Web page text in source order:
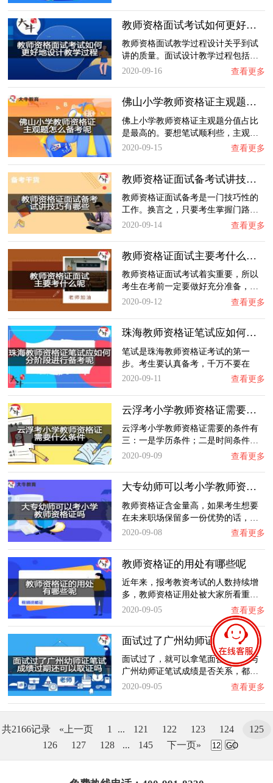
教师资格面试考试如何更好地设计教学过程？
教师资格面试教学过程设计关乎到试
讲的质量。面试设计教学过程包括…
2020-09-16
查看更多
佛山小学教师资格证主观题怎么备考呢？
佛上小学教师资格证主观题分值占比
是最高的。要想笔试顺利些，主观…
2020-09-15
查看更多
教师资格证面试备考试讲技巧有哪些？
教师资格证面试备考是一门技巧性的
工作。换言之，只要考生掌握门路…
2020-09-14
查看更多
教师资格证面试主要考什么呢？
教师资格证面试考试着实重要，所以
考生在考前一定要做好充分准备，…
2020-09-12
查看更多
珠海教师资格证笔试应如何分阶段进行备考呢
笔试是珠海教师资格证考试的第一
步。考生要认真备考，千万不要在
第…
2020-09-11 查看更多
云浮考小学教师资格证需要什么条件
云浮考小学教师资格证需要的条件有
三：一是学历条件；二是时间条件…
2020-09-09
查看更多
大专幼师可以考小学教师资格证吗
教师资格证含金量高，如果考生想要
在未来职场保留多一份优势的话，…
2020-09-08
查看更多
教师资格证的用处有哪些呢
近年来，报考教资考试的人数持续增
多，教师资格证用处被大家所看重…
2020-09-05
查看更多
面试过了广州幼师证笔试成绩过期还可以取证吗…
面试过了，就可以拿笔面合格证，与
广州幼师证笔试成绩是否关系，都…
2020-09-05
查看更多
共2166记录 «上一页 1 ... 121 122 123 124
125
126
127 128 ... 145 下一页» GO